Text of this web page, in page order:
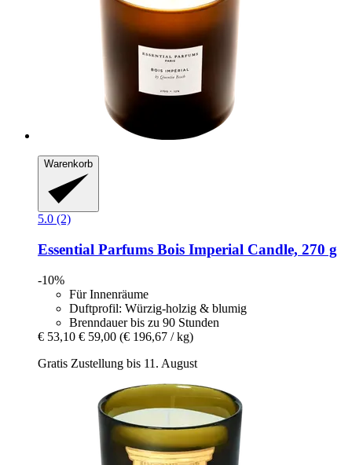
Warenkorb
5.0 (2)
Essential Parfums Bois Imperial Candle, 270 g
-10%
Für Innenräume
Duftprofil: Würzig-holzig & blumig
Brenndauer bis zu 90 Stunden
€ 53,10 € 59,00 (€ 196,67 / kg)
Gratis Zustellung bis 11. August